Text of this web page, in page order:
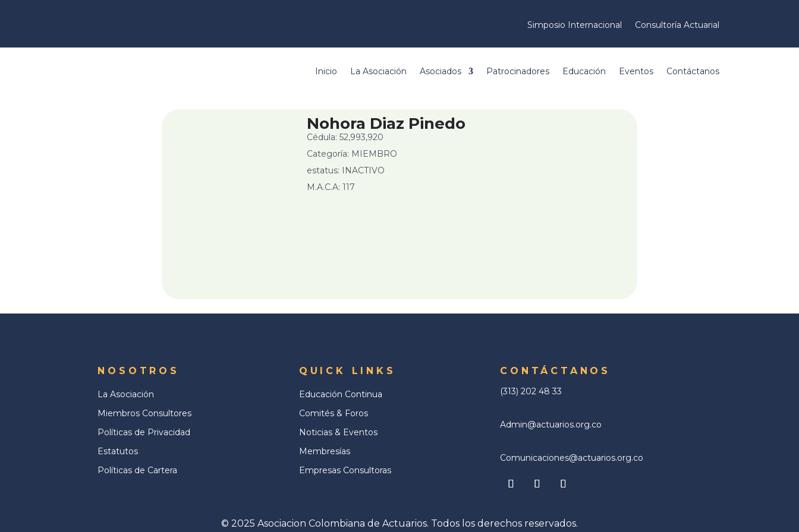
Simposio Internacional Consultoría Actuarial
Inicio La Asociación Asociados Patrocinadores Educación Eventos Contáctanos
Nohora Diaz Pinedo
Cédula: 52,993,920
Categoría: MIEMBRO
estatus: INACTIVO
M.A.C.A: 117
NOSOTROS
La Asociación
Miembros Consultores
Políticas de Privacidad
Estatutos
Políticas de Cartera
QUICK LINKS
Educación Continua
Comités & Foros
Noticias & Eventos
Membresías
Empresas Consultoras
CONTÁCTANOS
(313) 202 48 33
Admin@actuarios.org.co
Comunicaciones@actuarios.org.co
© 2025 Asociacion Colombiana de Actuarios. Todos los derechos reservados.